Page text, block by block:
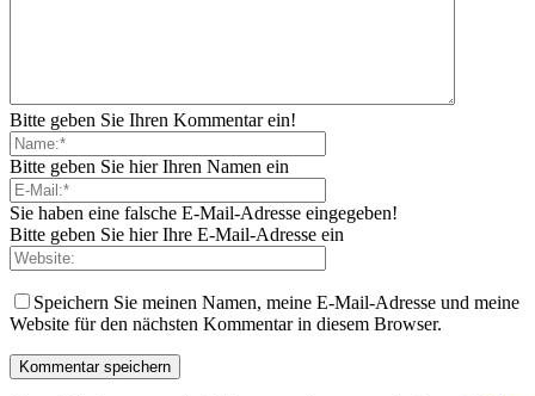
Bitte geben Sie Ihren Kommentar ein!
Bitte geben Sie hier Ihren Namen ein
Sie haben eine falsche E-Mail-Adresse eingegeben!
Bitte geben Sie hier Ihre E-Mail-Adresse ein
Speichern Sie meinen Namen, meine E-Mail-Adresse und meine
Website für den nächsten Kommentar in diesem Browser.